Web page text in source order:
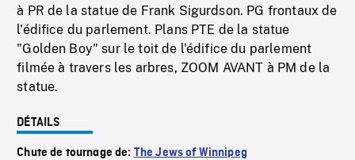
à PR de la statue de Frank Sigurdson. PG frontaux de
l'édifice du parlement. Plans PTE de la statue
"Golden Boy" sur le toit de l'édifice du parlement
filmée à travers les arbres, ZOOM AVANT à PM de la
statue.
DÉTAILS
Chute de tournage de: The Jews of Winnipeg